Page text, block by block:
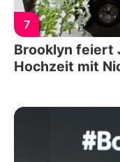
7
Brooklyn feiert
Hochzeit mit